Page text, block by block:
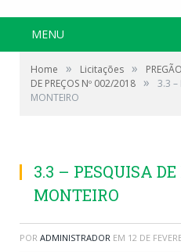
MENU
Home » Licitações »
DE PREÇOS Nº 002/2018 »
3.3 –
MONTEIRO
3.3 – PESQUISA
MONTEIRO
POR ADMINISTRADOR EM 12 DE